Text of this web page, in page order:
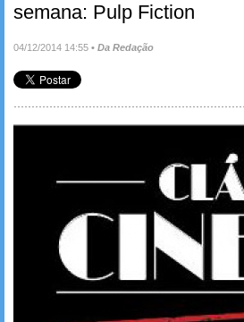
semana: Pulp Fiction
04/12/2014 14:55 • Da Redação